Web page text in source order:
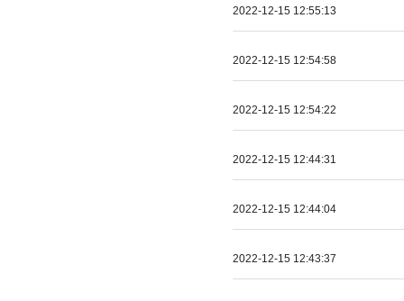
2022-12-15 12:55:13
2022-12-15 12:54:58
2022-12-15 12:54:22
2022-12-15 12:44:31
2022-12-15 12:44:04
2022-12-15 12:43:37